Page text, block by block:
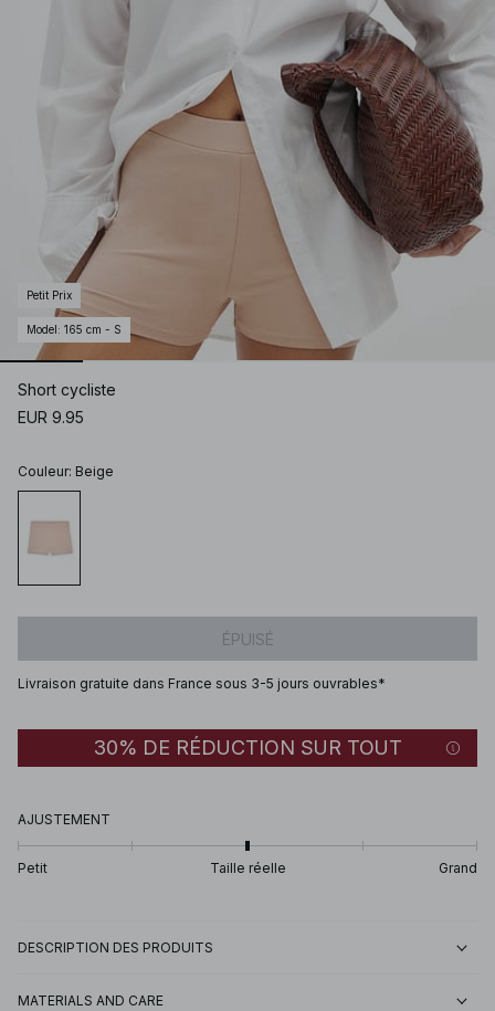
Petit Prix
Model : 165 cm - S
Short cycliste
EUR 9.95
Couleur: Beige
ÉPUISÉ
Livraison gratuite dans France sous 3-5 jours ouvrables*
30% DE RÉDUCTION SUR TOUT
AJUSTEMENT
Petit Taille réelle Grand
DESCRIPTION DES PRODUITS
MATERIALS AND CARE